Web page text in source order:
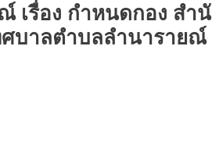
เรื่อง กำหนดกอง สำ
ศบาลตำบลลำนารายณ์